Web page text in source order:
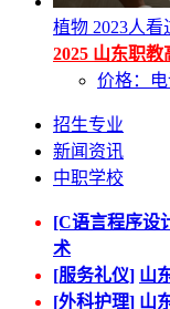
植物 2023人看
2025 山东职
价格：电
招生专业
新闻资讯
中职学校
[C语言程序设
术
[服务礼仪] 山
[外科护理] 山